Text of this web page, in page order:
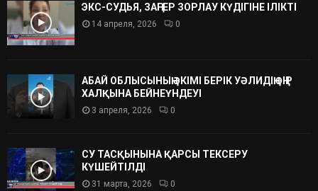
ЭКС-СУДЬЯ, ЗАҢГЕР ЗОРЛАУ КҮДІГІНЕ ІЛІКТІ
14 апреля, 2026 0
АБАЙ ОБЛЫСЫНЫҢ ӘКІМІ БЕРІК УӘЛИДІҢ ӨҢІР
ХАЛҚЫНА БЕЙНЕҮНДЕУІ
3 апреля, 2026 0
СУ ТАСҚЫНЫНА ҚАРСЫ ТЕКСЕРУ
КҮШЕЙТІЛДІ
31 марта, 2026 0